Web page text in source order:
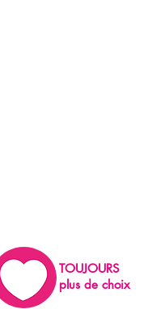
TOUJOURS
plus de choix